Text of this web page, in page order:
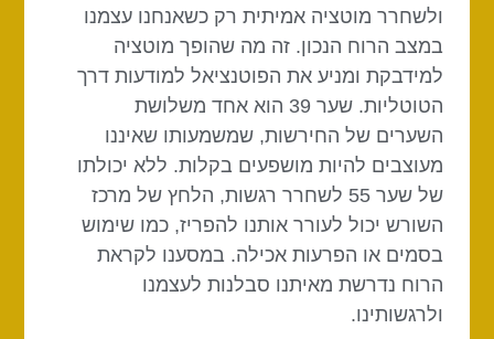
ולשחרר מוטציה אמיתית רק כשאנחנו עצמנו
במצב הרוח הנכון. זה מה שהופך מוטציה
למידבקת ומניע את הפוטנציאל למודעות דרך
הטוטליות. שער 39 הוא אחד משלושת
השערים של החירשות, שמשמעותו שאיננו
מעוצבים להיות מושפעים בקלות. ללא יכולתו
של שער 55 לשחרר רגשות, הלחץ של מרכז
השורש יכול לעורר אותנו להפריז, כמו שימוש
בסמים או הפרעות אכילה. במסענו לקראת
הרוח נדרשת מאיתנו סבלנות לעצמנו
ולרגשותינו. ​